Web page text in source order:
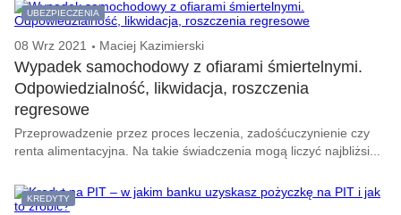
UBEZPIECZENIA
08 Wrz 2021 Maciej Kazimierski
Wypadek samochodowy z ofiarami śmiertelnymi.
Odpowiedzialność, likwidacja, roszczenia
regresowe
Przeprowadzenie przez proces leczenia, zadośćuczynienie czy
renta alimentacyjna. Na takie świadczenia mogą liczyć najbliżsi...
KREDYTY